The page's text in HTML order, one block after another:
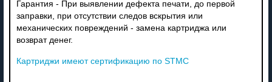
Гарантия - При выявлении дефекта печати, до первой
заправки, при отсутствии следов вскрытия или
механических повреждений - замена картриджа или
возврат денег.
Картриджи имеют сертификацию по STMC